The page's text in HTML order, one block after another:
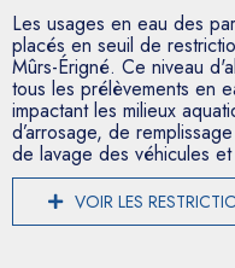
Les usages en eau des
placés en seuil de
Mûrs-Érigné. Ce niveau
tous les prélèvements en
impactant les milieux
d’arrosage, de
de lavage des véhicules
VOIR LES